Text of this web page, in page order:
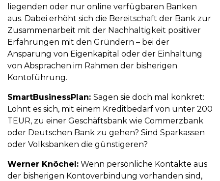
liegenden oder nur online verfügbaren Banken
aus. Dabei erhöht sich die Bereitschaft der Bank zur
Zusammenarbeit mit der Nachhaltigkeit positiver
Erfahrungen mit den Gründern – bei der
Ansparung von Eigenkapital oder der Einhaltung
von Absprachen im Rahmen der bisherigen
Kontoführung.
SmartBusinessPlan: Sagen sie doch mal konkret:
Lohnt es sich, mit einem Kreditbedarf von unter 200
TEUR, zu einer Geschäftsbank wie Commerzbank
oder Deutschen Bank zu gehen? Sind Sparkassen
oder Volksbanken die günstigeren?
Werner Knöchel: Wenn persönliche Kontakte aus
der bisherigen Kontoverbindung vorhanden sind,